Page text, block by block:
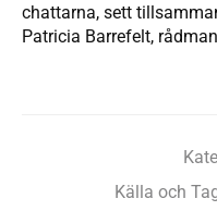
chattarna, sett
Patricia Barrefelt,
Källa och